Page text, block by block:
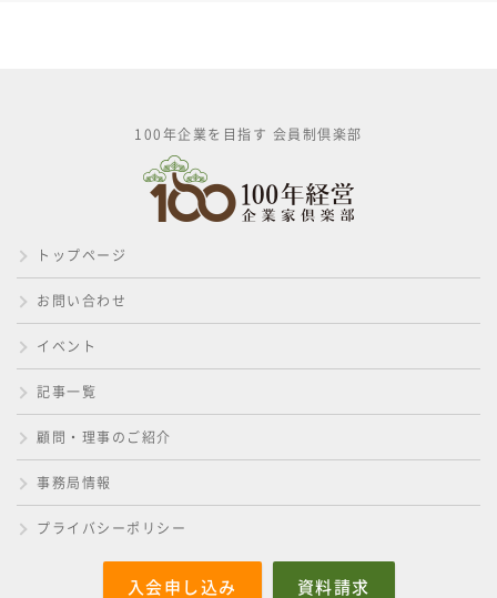
100年企業を目指す 会員制倶楽部
トップページ
お問い合わせ
イベント
記事一覧
顧問・理事のご紹介
事務局情報
プライバシーポリシー
入会申し込み 資料請求